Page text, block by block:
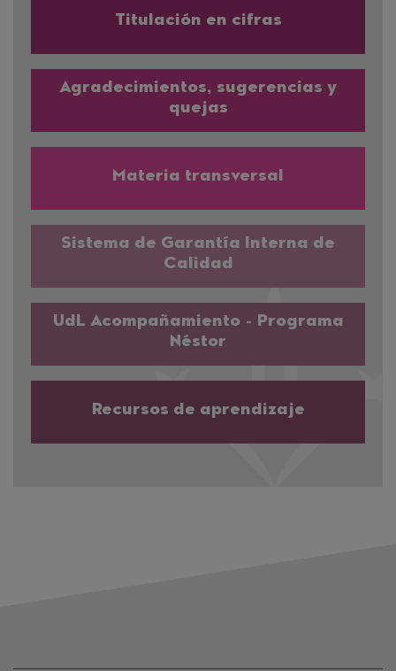
Titulación en cifras
Agradecimientos, sugerencias y
quejas
Materia transversal
Sistema de Garantía Interna de
Calidad
UdL Acompañamiento - Programa
Néstor
Recursos de aprendizaje